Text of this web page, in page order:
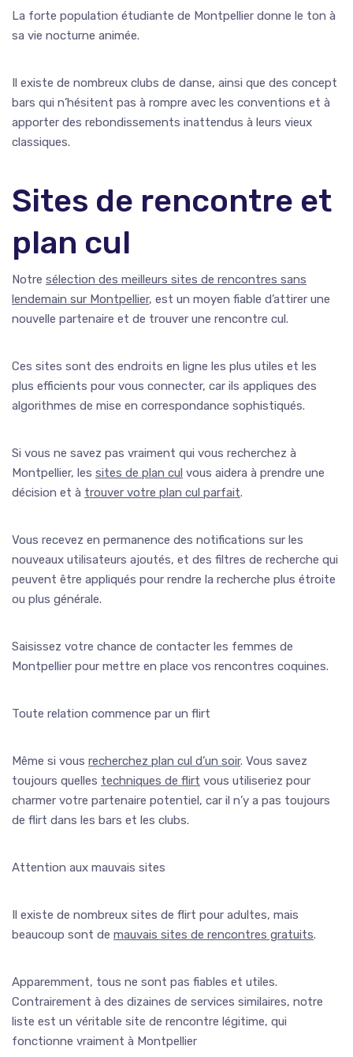
La forte population étudiante de Montpellier donne le ton à
sa vie nocturne animée.
Il existe de nombreux clubs de danse, ainsi que des concept
bars qui n’hésitent pas à rompre avec les conventions et à
apporter des rebondissements inattendus à leurs vieux
classiques.
Sites de rencontre et
plan cul
Notre sélection des meilleurs sites de rencontres sans
lendemain sur Montpellier, est un moyen fiable d’attirer une
nouvelle partenaire et de trouver une rencontre cul.
Ces sites sont des endroits en ligne les plus utiles et les
plus efficients pour vous connecter, car ils appliques des
algorithmes de mise en correspondance sophistiqués.
Si vous ne savez pas vraiment qui vous recherchez à
Montpellier, les sites de plan cul vous aidera à prendre une
décision et à trouver votre plan cul parfait.
Vous recevez en permanence des notifications sur les
nouveaux utilisateurs ajoutés, et des filtres de recherche qui
peuvent être appliqués pour rendre la recherche plus étroite
ou plus générale.
Saisissez votre chance de contacter les femmes de
Montpellier pour mettre en place vos rencontres coquines.
Toute relation commence par un flirt
Même si vous recherchez plan cul d’un soir. Vous savez
toujours quelles techniques de flirt vous utiliseriez pour
charmer votre partenaire potentiel, car il n’y a pas toujours
de flirt dans les bars et les clubs.
Attention aux mauvais sites
Il existe de nombreux sites de flirt pour adultes, mais
beaucoup sont de mauvais sites de rencontres gratuits.
Apparemment, tous ne sont pas fiables et utiles.
Contrairement à des dizaines de services similaires, notre
liste est un véritable site de rencontre légitime, qui
fonctionne vraiment à Montpellier